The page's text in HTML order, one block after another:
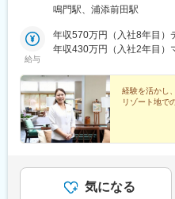
方からのチャレンジも大歓
あり！U・Iターンの方でも
煙防止対策：オフィス禁煙
鳴門駅、浦添前田駅
給与
年収570万円（入社8年目）
年収430万円（入社2年目）
経験を活かし
リゾート地で
気になる